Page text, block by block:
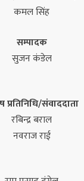
कमल सिंह
सम्पादक
सुजन कंडेल
प्रतिनिधि/संवाददाता
रबिन्द्र बराल
नवराज राई